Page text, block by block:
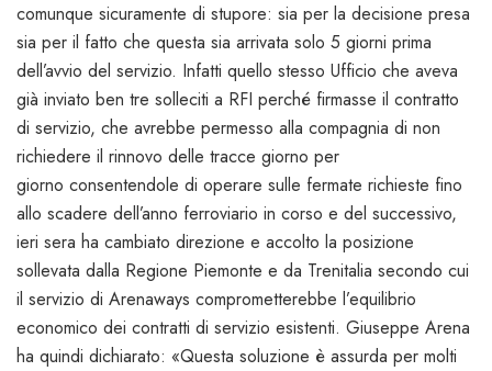
comunque sicuramente di stupore: sia per la decisione presa
sia per il fatto che questa sia arrivata solo 5 giorni prima
dell’avvio del servizio. Infatti quello stesso Ufficio che aveva
già inviato ben tre solleciti a RFI perché firmasse il contratto
di servizio, che avrebbe permesso alla compagnia di non
richiedere il rinnovo delle tracce giorno per
giorno consentendole di operare sulle fermate richieste fino
allo scadere dell’anno ferroviario in corso e del successivo,
ieri sera ha cambiato direzione e accolto la posizione
sollevata dalla Regione Piemonte e da Trenitalia secondo cui
il servizio di Arenaways comprometterebbe l’equilibrio
economico dei contratti di servizio esistenti. Giuseppe Arena
ha quindi dichiarato: «Questa soluzione è assurda per molti